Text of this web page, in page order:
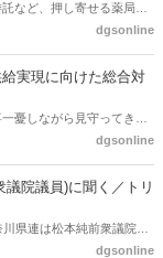
など、押し寄せる薬局業
薬局業界はどう受け止めた
いて、厚労省「薬局薬剤
グループ」に参考人とし
市）開設者である飯島裕
dgsonline
実現に向けた総合対
憂しながら見守ってきた
けた総合対策に関する有識
検討会を総括する目的で
長（医薬産業振興・医療
ョン推進室長併任）安藤
氏、 日本保険薬局協会医
dgsonline
議院議員)に聞く／トリ
県連は松本純前衆議院議
子区・金沢区）の支部長
dgsonline